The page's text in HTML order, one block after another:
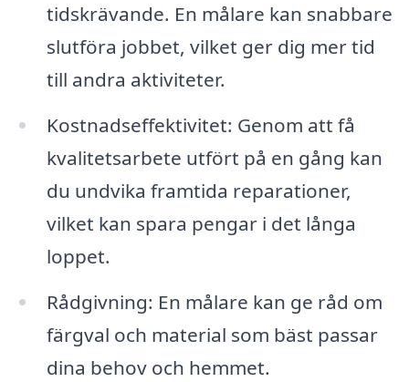
tidskrävande. En målare kan snabbare
slutföra jobbet, vilket ger dig mer tid
till andra aktiviteter.
Kostnadseffektivitet: Genom att få
kvalitetsarbete utfört på en gång kan
du undvika framtida reparationer,
vilket kan spara pengar i det långa
loppet.
Rådgivning: En målare kan ge råd om
färgval och material som bäst passar
dina behov och hemmet.